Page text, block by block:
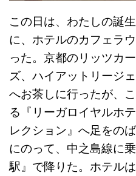
この日は、わたしの誕
に、ホテルのカフェラ
った。京都のリッツカ
ズ、ハイアットリージ
へお茶しに行ったが、
る『リーガロイヤルホ
レクション』へ足をの
にのって、中之島線に
駅』で降りた。ホテルは